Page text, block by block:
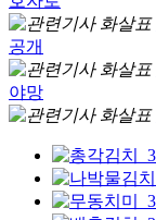
공개
야망